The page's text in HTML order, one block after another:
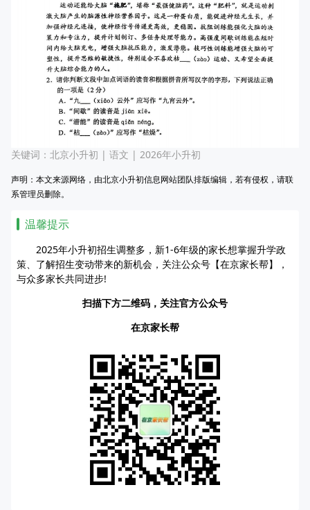
关键词： 北京小升初 | 语文 | 2026年小升初
声明：本文来源网络，由北京小升初信息网站团队排版编辑，若有侵权，请联
系管理员删除。
温馨提示
2025年小升初招生调整多，新1-6年级的家长想掌握升学政
策、了解招生变动带来的新机会，关注公众号【在京家长帮】，
与众多家长共同进步!
扫描下方二维码，关注官方公众号
在京家长帮